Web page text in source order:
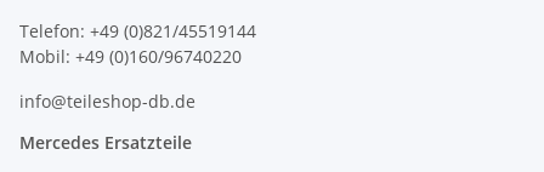
Telefon: +49 (0)821/45519144
Mobil: +49 (0)160/96740220
info@teileshop-db.de
Mercedes Ersatzteile